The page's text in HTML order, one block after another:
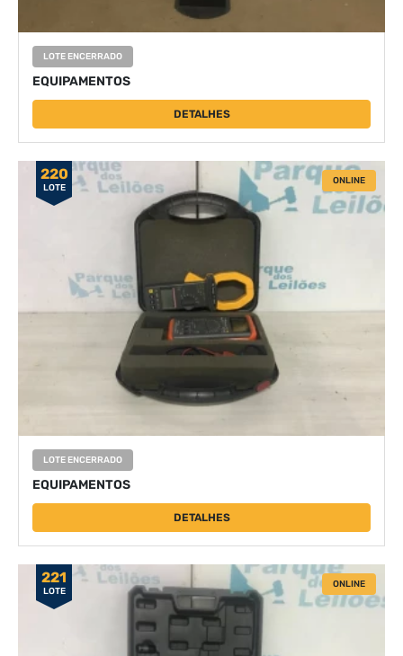
LOTE ENCERRADO
EQUIPAMENTOS
DETALHES
220
LOTE
ONLINE
LOTE ENCERRADO
EQUIPAMENTOS
DETALHES
221
LOTE
ONLINE